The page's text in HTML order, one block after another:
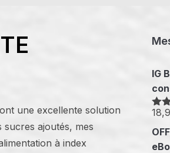
une excellente solution
sucres ajoutés, mes
à index
IG